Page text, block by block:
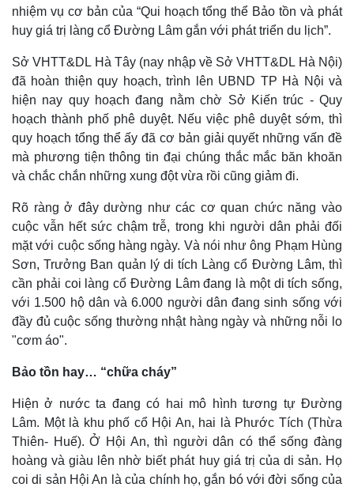
nhiệm vụ cơ bản của “Qui hoạch tổng thể Bảo tồn và phát
huy giá trị làng cổ Đường Lâm gắn với phát triển du lịch”.
Sở VHTT&DL Hà Tây (nay nhập về Sở VHTT&DL Hà Nội)
đã hoàn thiện quy hoạch, trình lên UBND TP Hà Nội và
hiện nay quy hoạch đang nằm chờ Sở Kiến trúc - Quy
hoạch thành phố phê duyệt. Nếu việc phê duyệt sớm, thì
quy hoạch tổng thể ấy đã cơ bản giải quyết những vấn đề
mà phương tiện thông tin đại chúng thắc mắc băn khoăn
và chắc chắn những xung đột vừa rồi cũng giảm đi.
Rõ ràng ở đây dường như các cơ quan chức năng vào
cuộc vẫn hết sức chậm trễ, trong khi người dân phải đối
mặt với cuộc sống hàng ngày. Và nói như ông Phạm Hùng
Sơn, Trưởng Ban quản lý di tích Làng cổ Đường Lâm, thì
cần phải coi làng cổ Đường Lâm đang là một di tích sống,
với 1.500 hộ dân và 6.000 người dân đang sinh sống với
đầy đủ cuộc sống thường nhật hàng ngày và những nỗi lo
"cơm áo".
Bảo tồn hay… “chữa cháy”
Hiện ở nước ta đang có hai mô hình tương tự Đường
Lâm. Một là khu phố cổ Hội An, hai là Phước Tích (Thừa
Thiên- Huế). Ở Hội An, thì người dân có thể sống đàng
hoàng và giàu lên nhờ biết phát huy giá trị của di sản. Họ
coi di sản Hội An là của chính họ, gắn bó với đời sống của